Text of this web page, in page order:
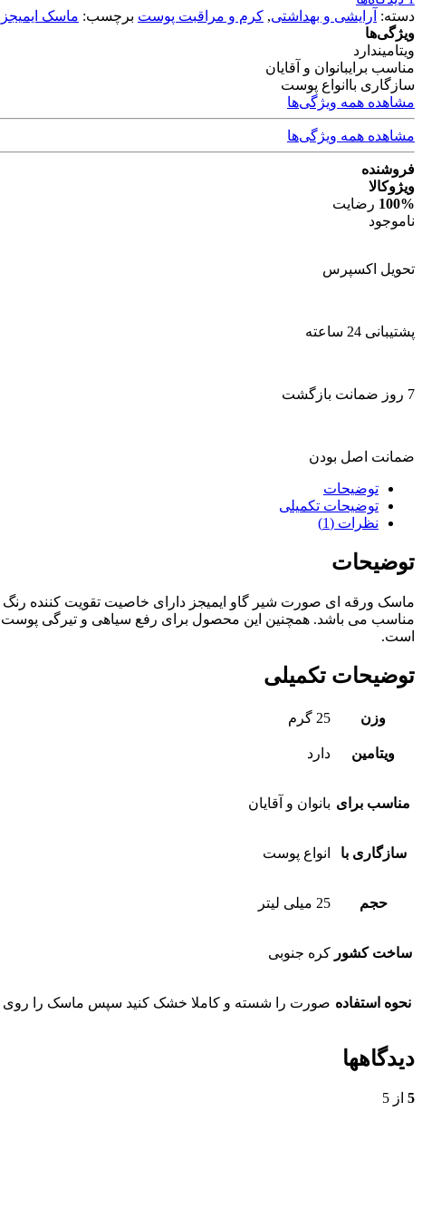
دسته: آرایشی و بهداشتی, کرم و مراقبت پوست برچسب: ماسک ایمیجز
ویژگی‌ها
ویتامیندارد
مناسب برایبانوان و آقایان
سازگاری با انواع پوست
مشاهده همه ویژگی‌ها
مشاهده همه ویژگی‌ها
فروشنده
ویژوکالا
100% رضایت
ناموجود
تحویل اکسپرس
پشتیبانی 24 ساعته
7 روز ضمانت بازگشت
ضمانت اصل بودن
توضیحات
توضیحات تکمیلی
نظرات (1)
توضیحات
ماسک ورقه ای صورت شیر گاو ایمیجز دارای خاصیت تقویت کننده
مناسب می باشد. همچنین این محصول برای رفع سیاهی و تیرگی
است.
توضیحات تکمیلی
وزن 25 گرم
ویتامین دارد
مناسب برای بانوان و آقایان
سازگاری با انواع پوست
حجم 25 میلی لیتر
ساخت کشور کره جنوبی
نحوه استفاده صورت را شسته و کاملا خشک کنید سپس ماسک را روی صورت قراره داده و به مدت 15 الی 20 دقیقه صبر کنید و
دیدگاهها
5 از 5